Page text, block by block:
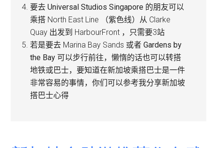
要去Universal Studios Singapore 的朋友可以
乘搭 North East Line （紫色线）从 Clarke
Quay 出发到 HarbourFront ，只需要3站
若是要去 Marina Bay Sands 或者 Gardens by
the Bay 可以步行前往，懒惰的话也可以转搭
地铁或巴士，要知道在新加坡乘搭巴士是一件
非常容易的事情，你们可以参考我分享新加坡
搭巴士心得